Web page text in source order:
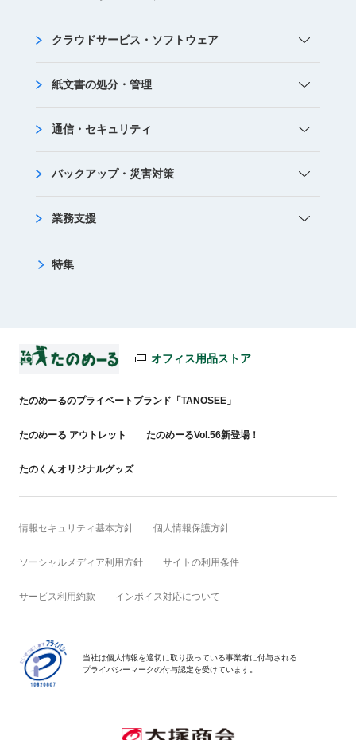
クラウドサービス・ソフトウェア
紙文書の処分・管理
通信・セキュリティ
バックアップ・災害対策
業務支援
特集
オフィス用品ストア
たのめーるのプライベートブランド「TANOSEE」
たのめーる アウトレット たのめーるVol.56新登場！
たのくんオリジナルグッズ
情報セキュリティ基本方針 個人情報保護方針
ソーシャルメディア利用方針 サイトの利用条件
サービス利用約款 インボイス対応について
当社は個人情報を適切に取り扱っている事業者に付与される
プライバシーマークの付与認定を受けています。